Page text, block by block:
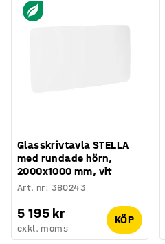
Glasskrivtavla STELLA
med rundade hörn,
2000x1000 mm, vit
Art. nr: 380243
5 195 kr
exkl. moms
KÖP